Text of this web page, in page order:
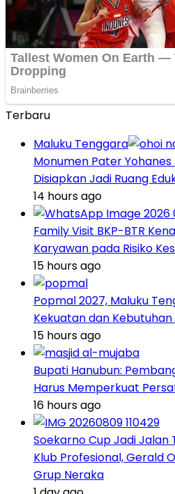
Terbaru
Maluku Tenggara
Monumen Pater
Disiapkan Jadi Ruang
14 hours ago
Family Visit BKP-BTR
Karyawan pada Risiko
15 hours ago
Popmal 2027, Maluku
Kekuatan dan
15 hours ago
Bupati Hanubun:
Harus Memperkuat
16 hours ago
Soekarno Cup Jadi Jalan
Klub Profesional, Gerald
Grup Neraka